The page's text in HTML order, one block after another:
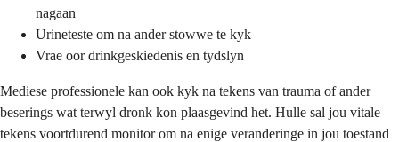
nagaan
Urineteste om na ander stowwe te kyk
Vrae oor drinkgeskiedenis en tydslyn
Mediese professionele kan ook kyk na tekens van trauma of ander
beserings wat terwyl dronk kon plaasgevind het. Hulle sal jou vitale
tekens voortdurend monitor om na enige veranderinge in jou toestand